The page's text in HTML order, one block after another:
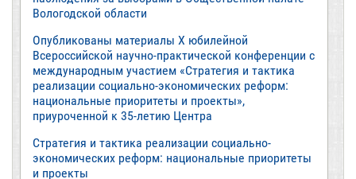
Вологодской области
Опубликованы материалы X юбилейной
Всероссийской научно-практической конференции с
международным участием «Стратегия и тактика
реализации социально-экономических реформ:
национальные приоритеты и проекты»,
приуроченной к 35-летию Центра
Стратегия и тактика реализации социально-
экономических реформ: национальные приоритеты
и проекты